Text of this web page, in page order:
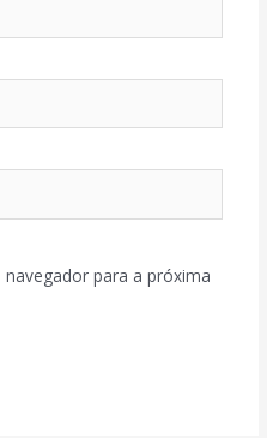
para a próxima